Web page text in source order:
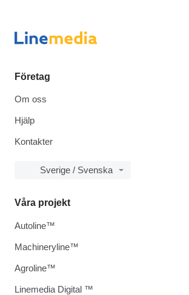
Företag
Om oss
Hjälp
Kontakter
Sverige / Svenska
Våra projekt
Autoline™
Machineryline™
Agroline™
Linemedia Digital ™